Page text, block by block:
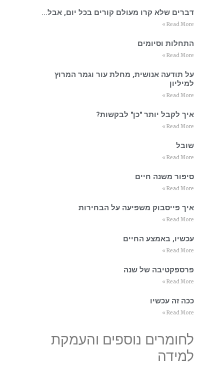
דברים שלא קרו מעולם קורים בכל יום, אבל…
Read More »
התחלות וסיומים
Read More »
על תודעה אנושית, מחלת עור וגמר המרוץ
למיליון
Read More »
איך לקבל יותר "כן" לבקשות?
Read More »
שובל
Read More »
סיפור משנה חיים
Read More »
איך פייסבוק משפיעה על הבחירות
Read More »
עכשיו, באמצע החיים
Read More »
פרספקטיבה של שנה
Read More »
ככה זה עכשיו
Read More »
לחומרים נוספים והעמקת
למידה